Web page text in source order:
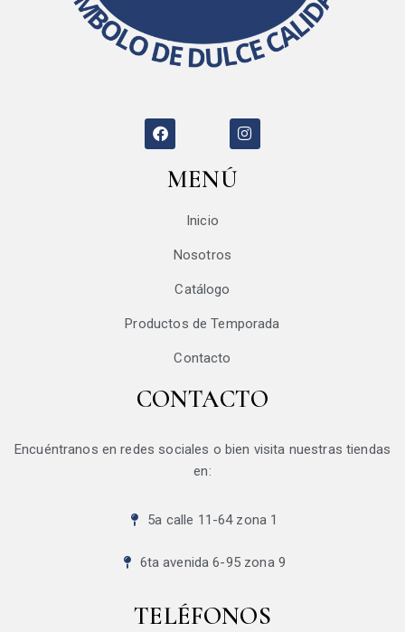
MENÚ
Inicio
Nosotros
Catálogo
Productos de Temporada
Contacto
CONTACTO
Encuéntranos en redes sociales o bien visita nuestras tiendas
en:
5a calle 11-64 zona 1
6ta avenida 6-95 zona 9
TELÉFONOS